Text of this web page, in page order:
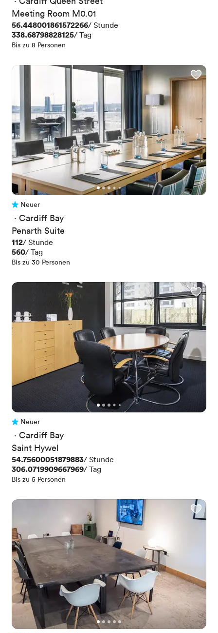
Meeting Room M0.01
Preis
56.448001861572266/ Stunde
Preis
338.68798828125/ Tag
Bis zu 8 Personen
Noch keine Bewertungen
Neuer
· Cardiff Bay
Penarth Suite
Preis
112/ Stunde
Preis
560/ Tag
Bis zu 30 Personen
Noch keine Bewertungen
Neuer
· Cardiff Bay
Saint Hywel
Preis
54.75600051879883/ Stunde
Preis
306.0719909667969/ Tag
Bis zu 5 Personen